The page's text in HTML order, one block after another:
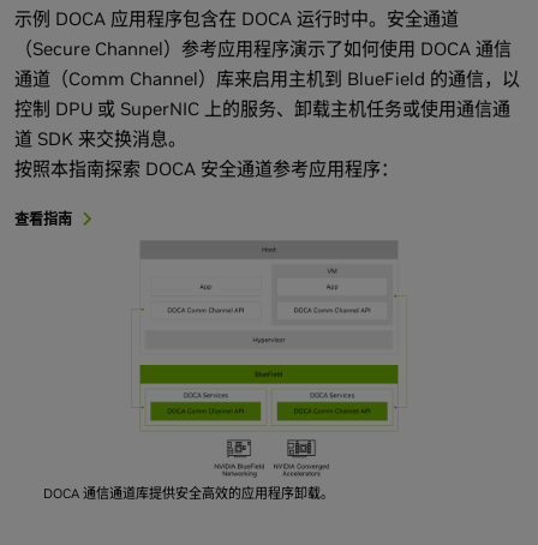
示例 DOCA 应用程序包含在 DOCA 运行时中。安全通道
（Secure Channel）参考应用程序演示了如何使用 DOCA 通信
通道（Comm Channel）库来启用主机到 BlueField 的通信，以
控制 DPU 或 SuperNIC 上的服务、卸载主机任务或使用通信通
道 SDK 来交换消息。
按照本指南探索 DOCA 安全通道参考应用程序：
查看指南
DOCA 通信通道库提供安全高效的应用程序卸载。